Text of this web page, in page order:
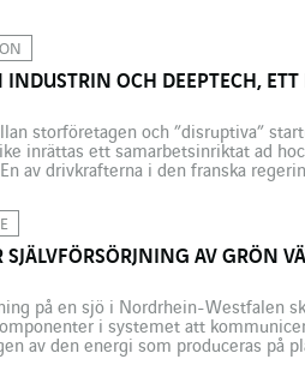
OCH DEEPTECH,
storföretagen och ”disruptiva”
inrättas ett samarbetsinriktat ad
av drivkrafterna i den franska
AV GRÖN
på en sjö i Nordrhein-Westfalen
i systemet att
av den energi som produceras på